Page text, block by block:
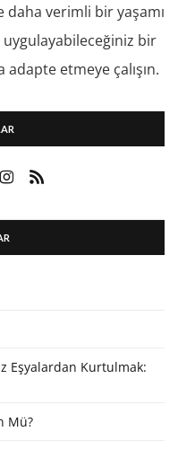
verimli bir yaşamı
bir
etmeye çalışın.
Eşyalardan Kurtulmak:
Mü?